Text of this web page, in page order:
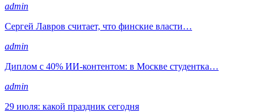
admin
Сергей Лавров считает, что финские власти…
admin
Диплом с 40% ИИ-контентом: в Москве студентка…
admin
29 июля: какой праздник сегодня